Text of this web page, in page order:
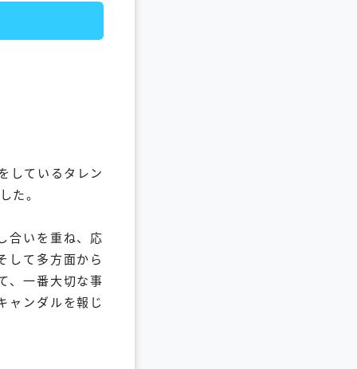
しているタレン
た。
合いを重ね、応
して多方面から
、一番大切な事
ャンダルを報じ